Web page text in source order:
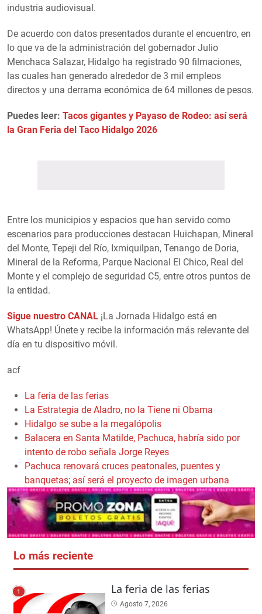
industria audiovisual.
De acuerdo con datos presentados durante el encuentro, en
lo que va de la administración del gobernador Julio
Menchaca Salazar, Hidalgo ha registrado 90 filmaciones,
las cuales han generado alrededor de 3 mil empleos
directos y una derrama económica de 64 millones de pesos.
Puedes leer: Tacos gigantes y Payaso de Rodeo: así será
la Gran Feria del Taco Hidalgo 2026
Entre los municipios y espacios que han servido como
escenarios para producciones destacan Huichapan, Mineral
del Monte, Tepeji del Río, Ixmiquilpan, Tenango de Doria,
Mineral de la Reforma, Parque Nacional El Chico, Real del
Monte y el complejo de seguridad C5, entre otros puntos de
la entidad.
Sigue nuestro CANAL ¡La Jornada Hidalgo está en
WhatsApp! Únete y recibe la información más relevante del
día en tu dispositivo móvil.
acf
La feria de las ferias
La Estrategia de Aladro, no la Tiene ni Obama
Hidalgo se sube a la megalópolis
Balacera en Santa Matilde, Pachuca, habría sido por
intento de robo señala Jorge Reyes
Pachuca renovará cruces peatonales, puentes y
banquetas; así será el proyecto de imagen urbana
Lo más reciente
1 La feria de las ferias
Agosto 7, 2026